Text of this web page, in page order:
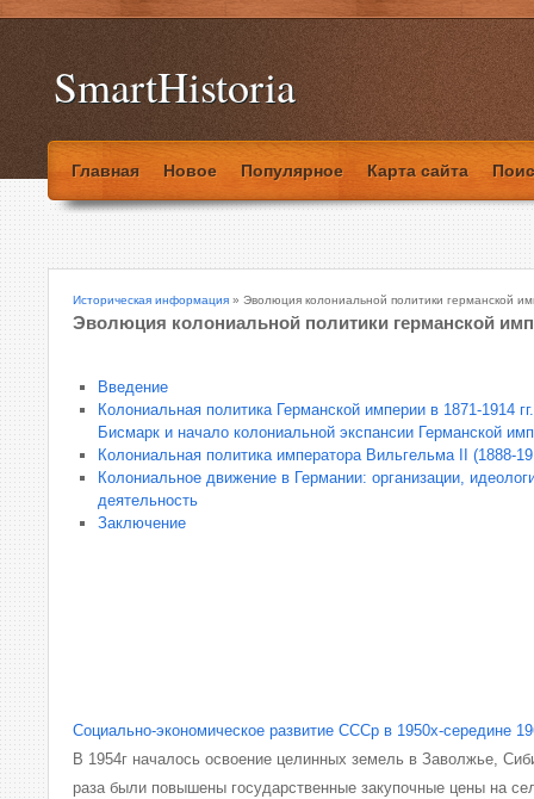
SmartHistoria
Главная Новое Популярное Карта сайта
Историческая информация » Эволюция колониальной политики германской
Эволюция колониальной политики германской
Введение
Колониальная политика Германской империи в 1871-1914
Бисмарк и начало колониальной экспансии Германской
Колониальная политика императора Вильгельма II (1888-
Колониальное движение в Германии: организации,
деятельность
Заключение
Социально-экономическое развитие СССр в 1950х-середине
В 1954г началось освоение целинных земель в Заволжье,
раза были повышены государственные закупочные цены на